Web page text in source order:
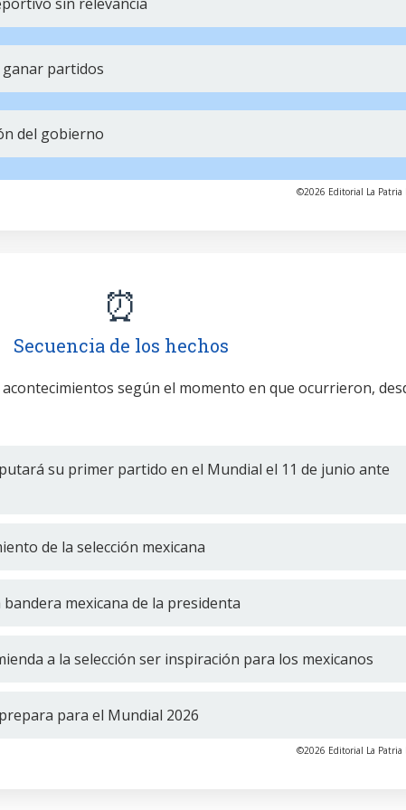
partidos
del gobierno
©2026 Editorial La Patria
⏰
Secuencia de los hechos
según el momento en que ocurrieron,
su primer partido en el Mundial el 11 de junio ante
de la selección mexicana
mexicana de la presidenta
a la selección ser inspiración para los mexicanos
para el Mundial 2026
©2026 Editorial La Patria